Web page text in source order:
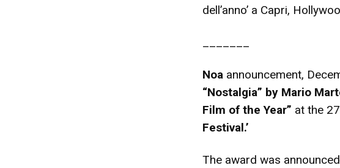
dell’anno’ a Capri,
Noa announcement,
“Nostalgia” by Mario
Film of the Year” at the
Festival.’
The award was